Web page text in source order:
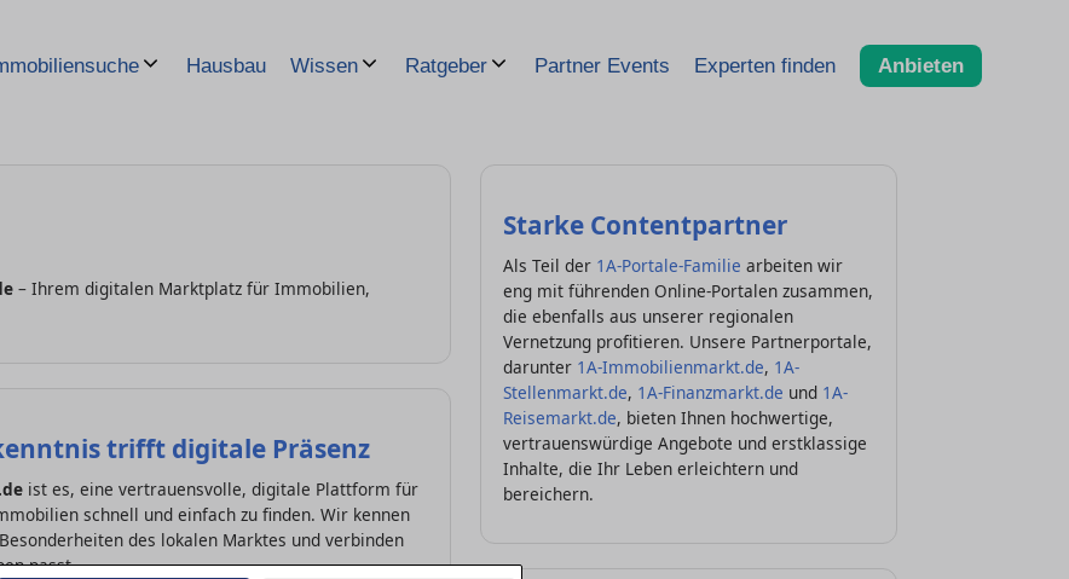
Hausbau Wissen Ratgeber Partner Events Experten finden Anbieten
– Ihrem digitalen Marktplatz für Immobilien,
trifft digitale Präsenz
ist es, eine vertrauensvolle, digitale Plattform für
schnell und einfach zu finden. Wir kennen
des lokalen Marktes und verbinden
passt.
Starke Contentpartner
Als Teil der 1A-Portale-Familie arbeiten wir
eng mit führenden Online-Portalen zusammen,
die ebenfalls aus unserer regionalen
Vernetzung profitieren. Unsere Partnerportale,
darunter 1A-Immobilienmarkt.de, 1A-
Stellenmarkt.de, 1A-Finanzmarkt.de und 1A-
Reisemarkt.de, bieten Ihnen hochwertige,
vertrauenswürdige Angebote und erstklassige
Inhalte, die Ihr Leben erleichtern und
bereichern.